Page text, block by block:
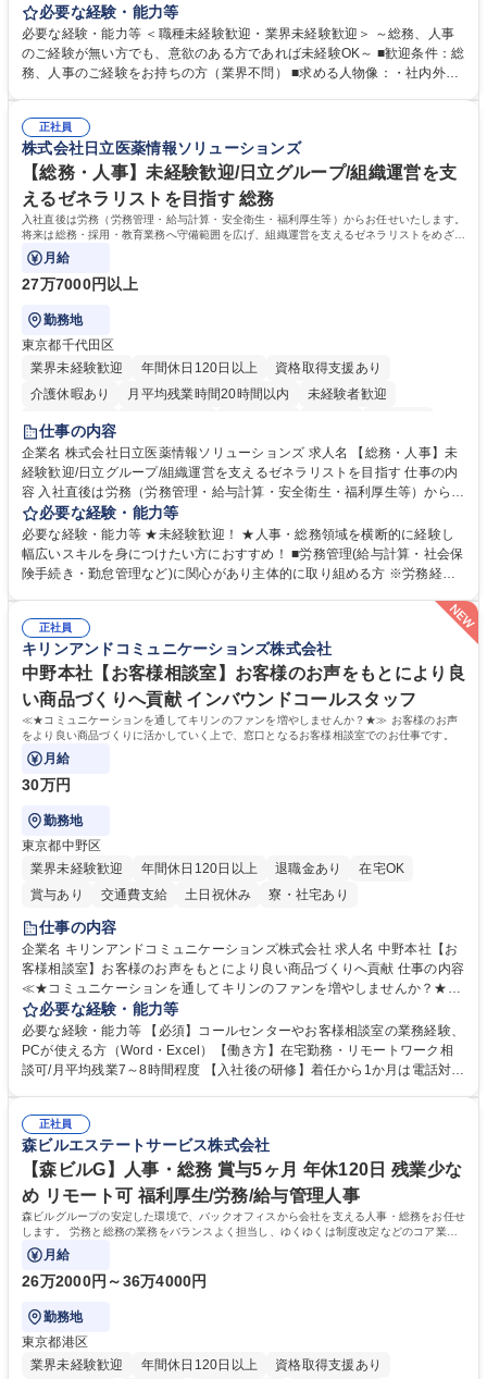
します。 ＜具体的には＞ ・総務/人事労務（給与・社保・勤怠管理など）
・採用・教育研修 ・福利厚生運用 など ※基本的には事務所勤務ですが、
採用や教育等の業務内容により、関西圏以外への日帰り・宿泊を伴う国内
出張もございます。 ※担当業務を持ちつつ、お互いに助け合いながら、総
必要な経験・能力等
必要な経験・能力等 ＜職種未経験歓迎・業界未経験歓迎＞ ～総務、人事
のご経験が無い方でも、意欲のある方であれば未経験OK～ ■歓迎条件：総
務、人事のご経験をお持ちの方（業界不問） ■求める人物像：・社内外の
正社員
株式会社日立医薬情報ソリューションズ
【総務・人事】未経験歓迎/日立グループ/組織運営を支
えるゼネラリストを目指す 総務
入社直後は労務（労務管理・給与計算・安全衛生・福利厚生等）からお任せいたします。
将来は総務・採用・教育業務へ守備範囲を広げ、組織運営を支えるゼネラリストをめざせ
ます。
月給
27万7000円以上
勤務地
東京都千代田区
業界未経験歓迎
年間休日120日以上
資格取得支援あり
介護休暇あり
月平均残業時間20時間以内
未経験者歓迎
住宅手当あり
育休あり
完全週休2日制 交通費支給 土日祝休み 寮・社宅あり
仕事の内容
企業名 株式会社日立医薬情報ソリューションズ 求人名 【総務・人事】未
経験歓迎/日立グループ/組織運営を支えるゼネラリストを目指す 仕事の内
容 入社直後は労務（労務管理・給与計算・安全衛生・福利厚生等）からお
任せいたします。将来は総務・採用・教育業務へ守備範囲を広げ、組織運
営を支えるゼネラリストをめざせます。 ・初期業務：労働時間管理、給与
計算、社会保険対応、福利厚生管理、安全衛生、健康経営推進等をお任せ
します。ご経験に応じて、休職者管理など、幅広く経験を積んでいただき
★メンバーがマンツーマンで丁寧に教えるため、ご経験が浅くても安心！
幅広く経験を積みたい意欲がある方に最適な環境です。 募集職種 【総
務・人事】未経験歓迎/日立グループ/組織運営を支えるゼネラリストを目
指す
必要な経験・能力等
必要な経験・能力等 ★未経験歓迎！ ★人事・総務領域を横断的に経験し
幅広いスキルを身につけたい方におすすめ！ ■労務管理(給与計算・社会保
険手続き・勤怠管理など)に関心があり主体的に取り組める方 ※労務経験
マネジメント職として活躍したい 【尚可】■人事、労務、採用、教育業務
のご経験 ■労務管理（給与計算・社会保険手続き・勤怠管理など）の経験
■衛生管理者の資格をお持ちの方 学歴・資格 学歴：大学院 大学 高専 短大
専修学校 高校 語学力： 資格：
正社員
キリンアンドコミュニケーションズ株式会社
中野本社【お客様相談室】お客様のお声をもとにより良
い商品づくりへ貢献 インバウンドコールスタッフ
≪★コミュニケーションを通してキリンのファンを増やしませんか？★≫ お客様のお声
をより良い商品づくりに活かしていく上で、窓口となるお客様相談室でのお仕事です。
月給
30万円
勤務地
東京都中野区
業界未経験歓迎
年間休日120日以上 退職金あり
在宅OK
賞与あり
交通費支給 土日祝休み 寮・社宅あり
仕事の内容
企業名 キリンアンドコミュニケーションズ株式会社 求人名 中野本社【お
客様相談室】お客様のお声をもとにより良い商品づくりへ貢献 仕事の内容
≪★コミュニケーションを通してキリンのファンを増やしませんか？★≫
お客様のお声をより良い商品づくりに活かしていく上で、窓口となるお客
様相談室でのお仕事です。 日々お客様からいただくキリングループへのご
意見を、企業活動に活かしています。お客様からの声に迅速かつ誠意をも
って対応、情報提供するとともにグループ内活動に反映しています。 【具
平均100件前後■メール・手紙：同上40件前後 募集職種 中野本社【お客様
相談室】お客様のお声をもとにより良い商品づくりへ貢献
必要な経験・能力等
必要な経験・能力等 【必須】コールセンターやお客様相談室の業務経験、
PCが使える方（Word・Excel）【働き方】在宅勤務・リモートワーク相
談可/月平均残業7～8時間程度 【入社後の研修】着任から1か月は電話対応
すのでご安心ください。 【当社について】キリングループの広報機能を担
う会社として、お客様との出会いを大切にし、磨き上げたホスピタリティ
を込めてコミュニケーションをとりながら広報関連業務を行っておりま
す。 学歴・資格 学歴：大学院 大学 高専 短大 専修学校 高校 語学力： 資
格：
正社員
森ビルエステートサービス株式会社
【森ビルG】人事・総務 賞与5ヶ月 年休120日 残業少な
め リモート可 福利厚生/労務/給与管理人事
森ビルグループの安定した環境で、バックオフィスから会社を支える人事・総務をお任せ
します。 労務と総務の業務をバランスよく担当し、ゆくゆくは制度改定などのコア業務
にも挑戦できる、やりがいある環境です。
月給
26万2000円～36万4000円
勤務地
東京都港区
業界未経験歓迎
年間休日120日以上 資格取得支援あり